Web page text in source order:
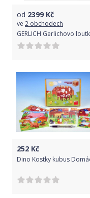
od 2399 Kč
ve 2 obchodech
252 Kč